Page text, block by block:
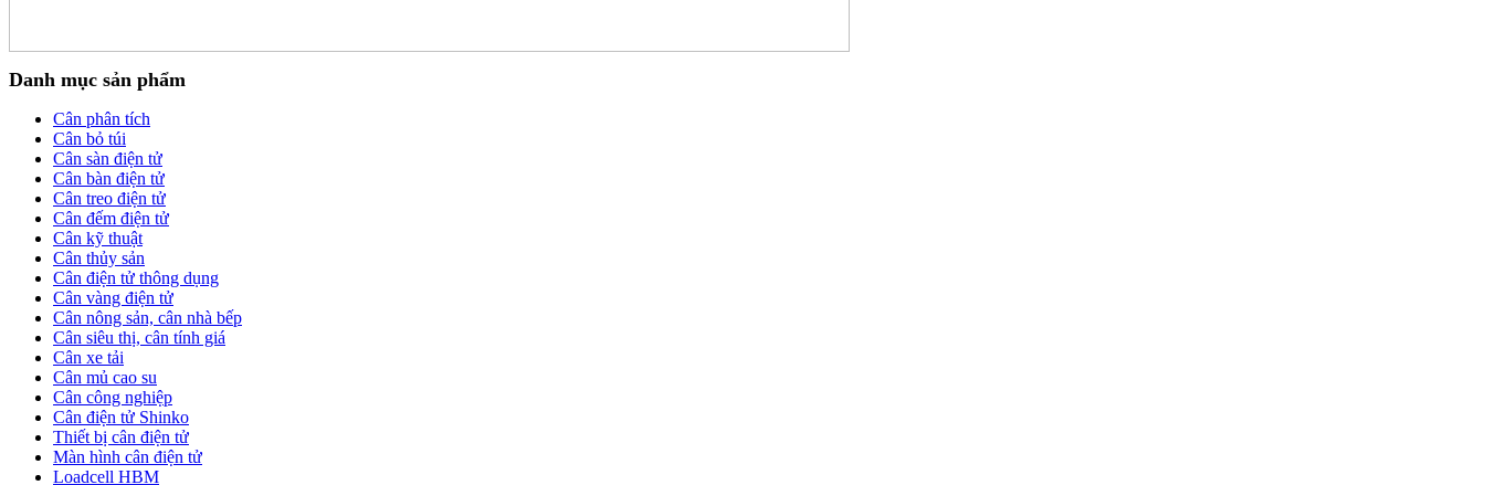
Danh mục sản phẩm
Cân phân tích
Cân bỏ túi
Cân sàn điện tử
Cân bàn điện tử
Cân treo điện tử
Cân đếm điện tử
Cân kỹ thuật
Cân thủy sản
Cân điện tử thông dụng
Cân vàng điện tử
Cân nông sản, cân nhà bếp
Cân siêu thị, cân tính giá
Cân xe tải
Cân mủ cao su
Cân công nghiệp
Cân điện tử Shinko
Thiết bị cân điện tử
Màn hình cân điện tử
Loadcell HBM